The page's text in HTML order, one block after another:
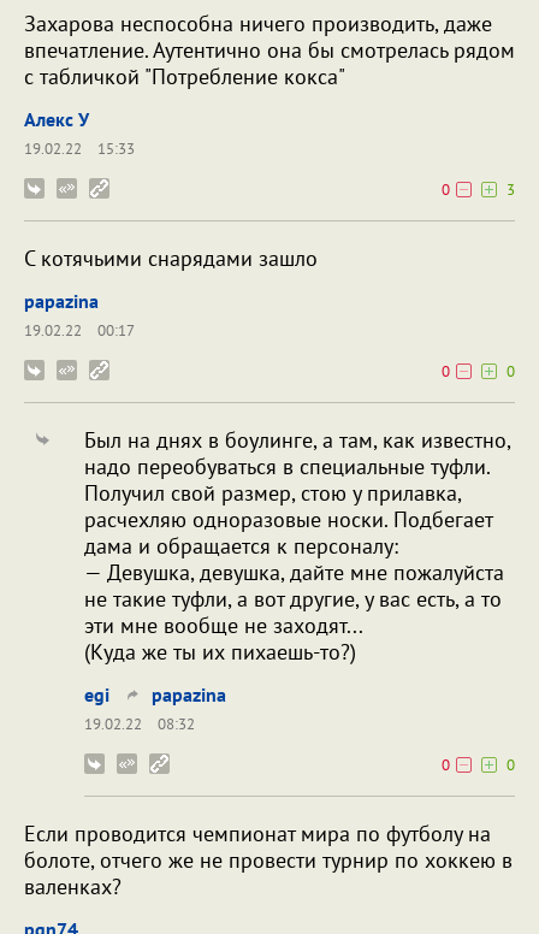
Захарова неспособна ничего производить, даже
впечатление. Аутентично она бы смотрелась рядом
с табличкой "Потребление кокса"
Алекс У
19.02.22
15:33
0
3
С котячьими снарядами зашло
papazina
19.02.22
00:17
0
0
Был на днях в боулинге, а там, как известно,
надо переобуваться в специальные туфли.
Получил свой размер, стою у прилавка,
расчехляю одноразовые носки. Подбегает
дама и обращается к персоналу:
— Девушка, девушка, дайте мне пожалуйста
не такие туфли, а вот другие, у вас есть, а то
эти мне вообще не заходят...
(Куда же ты их пихаешь-то?)
egi papazina
19.02.22
08:32
0
0
Если проводится чемпионат мира по футболу на
болоте, отчего же не провести турнир по хоккею в
валенках?